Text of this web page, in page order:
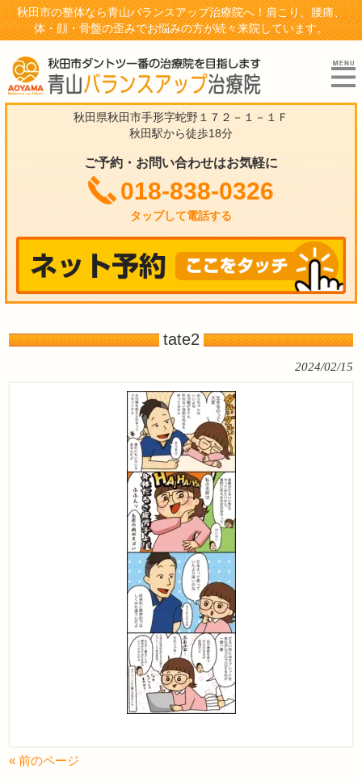
秋田市の整体なら青山バランスアップ治療院へ！肩こり、腰痛、
体・顔・骨盤の歪みでお悩みの方が続々来院しています。
秋田県秋田市手形字蛇野１７２－１－１Ｆ
秋田駅から徒歩18分
ご予約・お問い合わせはお気軽に
018-838-0326
タップして電話する
tate2
2024/02/15
« 前のページ